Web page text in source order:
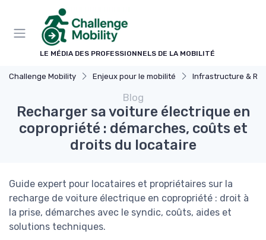
LE MÉDIA DES PROFESSIONNELS DE LA MOBILITÉ
Challenge Mobility Enjeux pour le mobilité Infrastructure &
Blog
Recharger sa voiture électrique en
copropriété : démarches, coûts et
droits du locataire
Guide expert pour locataires et propriétaires sur la
recharge de voiture électrique en copropriété : droit à
la prise, démarches avec le syndic, coûts, aides et
solutions techniques.
Panneau de gestion des cookies